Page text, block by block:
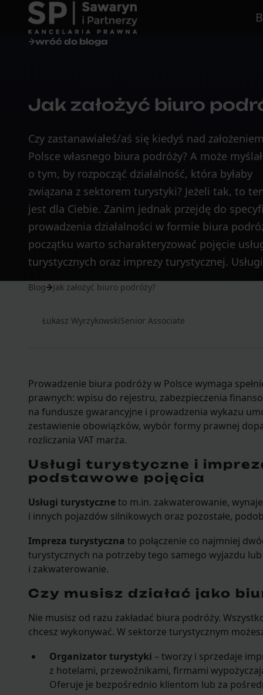
wróć do bloga
Jak założyć biuro
Czy zastanawiałeś/aś się kiedyś nad
Polsce własnego biura podróży? A może
o tym, by rozpocząć działalność, która byłaby
związana z sektorem turystyki? Jeżeli tak, to
jest dla Ciebie. Zanim jednak przejdę do
prowadzenia działalności w formie biura
początku warto scharakteryzować pojęcie
turystycznych oraz imprezy turystycznej.
Blog Jak założyć biuro podróży?
Łukasz WyrzykowskiSenior Associate
Prowadzenie biura podróży w Polsce wymaga
prawnych: wpisu do rejestru, zabezpieczenia
na fundusze gwarancyjne i prowadzenia wykazu
zestawienie obowiązków, wybór formy prawnej
rozliczania VAT marża.
Usługi turystyczne i
podstawowe pojęcia
Usługi turystyczneto m.in. zakwaterowanie,
i innych pojazdów silnikowych oraz pozostałe,
Impreza turystyczna to połączenie co najmniej
turystycznych na potrzeby tego samego wyjazdu
i zakwaterowanie.
Czy musisz działać jako
Nie musisz od razu zakładać biura podróży.
chcesz wykonywać. W sektorze turystycznym
Organizator turystyki – tworzy i sprzedaje
z hotelami, przewoźnikami, firmami
Oferuje je bezpośrednio klientom lub za